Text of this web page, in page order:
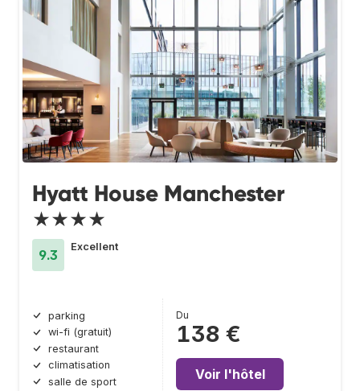
Hyatt House Manchester
★★★★
9.3
Excellent
parking
wi-fi (gratuit)
restaurant
climatisation
salle de sport
Du
138 €
Voir l'hôtel